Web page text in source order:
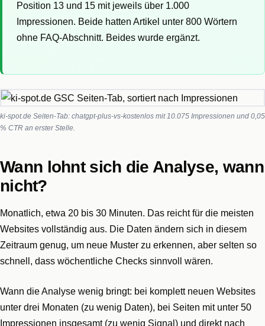
Position 13 und 15 mit jeweils über 1.000
Impressionen. Beide hatten Artikel unter 800 Wörtern
ohne FAQ-Abschnitt. Beides wurde ergänzt.
ki-spot.de Seiten-Tab: chatgpt-plus-vs-kostenlos mit 10.075 Impressionen und 0,05
% CTR an erster Stelle.
Wann lohnt sich die Analyse, wann
nicht?
Monatlich, etwa 20 bis 30 Minuten. Das reicht für die meisten
Websites vollständig aus. Die Daten ändern sich in diesem
Zeitraum genug, um neue Muster zu erkennen, aber selten so
schnell, dass wöchentliche Checks sinnvoll wären.
Wann die Analyse wenig bringt: bei komplett neuen Websites
unter drei Monaten (zu wenig Daten), bei Seiten mit unter 50
Impressionen insgesamt (zu wenig Signal) und direkt nach